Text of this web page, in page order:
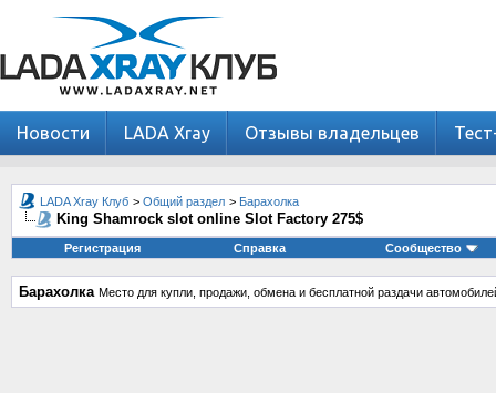
Новости LADA Xray Отзывы владельцев
LADA Xray Клуб > Общий раздел > Барахолка
King Shamrock slot online Slot Factory 275$
Регистрация Справка Сообщество
Барахолка Место для купли, продажи, обмена и бесплатной раздачи